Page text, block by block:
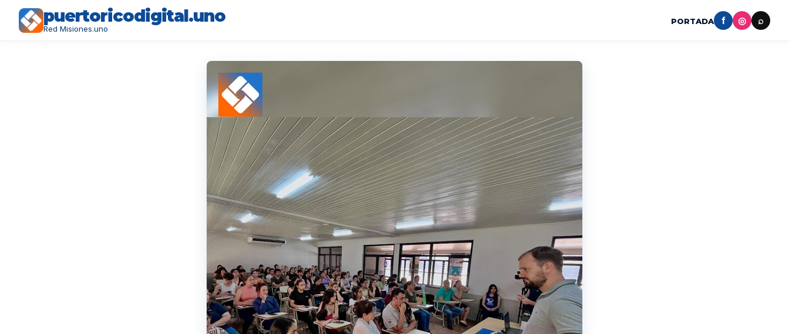
puertoricodigital.uno
Red Misiones.uno
PORTADA f ◎ ⌕